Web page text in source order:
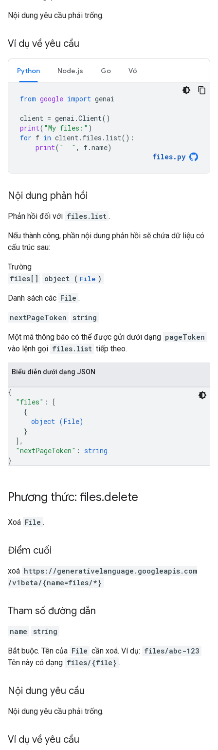
Nội dung yêu cầu phải trống.
Ví dụ về yêu cầu
Python Node.js Go Vỏ
from google import genai
client = genai .Client()
print( "My files:" )
for f in client. files . list():
print( "  " , f.name)
files. py
Nội dung phản hồi
Phản hồi đối với files.list .
Nếu thành công, phần nội dung phản hồi sẽ chứa dữ liệu có
cấu trúc sau:
Trường
files[]
object ( File )
Danh sách các File .
nextPageToken string
Một mã thông báo có thể được gửi dưới dạng pageToken
vào lệnh gọi files.list tiếp theo.
Biểu diễn dưới dạng JSON
{
"files" :
[
{
object (File)
}
] ,
"nextPageToken" : string
}
Phương thức: files.delete
Xoá File .
Điểm cuối
xoá https: / /generativelanguage.googleapis.com
/v1beta/{name=files/*}
Tham số đường dẫn
name string
Bắt buộc. Tên của File cần xoá. Ví dụ: files/abc-123
Tên này có dạng files/{file} .
Nội dung yêu cầu
Nội dung yêu cầu phải trống.
Ví dụ về yêu cầu